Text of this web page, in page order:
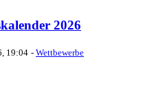
2026
19:04 - Wettbewerbe